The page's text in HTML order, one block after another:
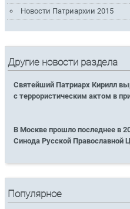
Новости Патриархии 2015
Другие новости раздела
Святейший Патриарх Кирилл
с террористическим актом в
В Москве прошло последнее в
Синода Русской Православной
Популярное